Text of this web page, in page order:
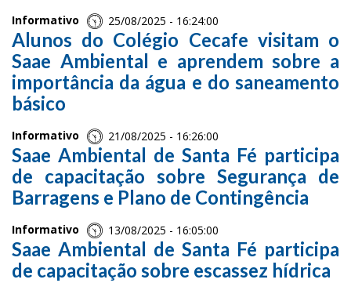
Informativo 25/08/2025 - 16:24:00
Alunos do Colégio Cecafe visitam o
Saae Ambiental e aprendem sobre a
importância da água e do saneamento
básico
Informativo 21/08/2025 - 16:26:00
Saae Ambiental de Santa Fé participa
de capacitação sobre Segurança de
Barragens e Plano de Contingência
Informativo 13/08/2025 - 16:05:00
Saae Ambiental de Santa Fé participa
de capacitação sobre escassez hídrica